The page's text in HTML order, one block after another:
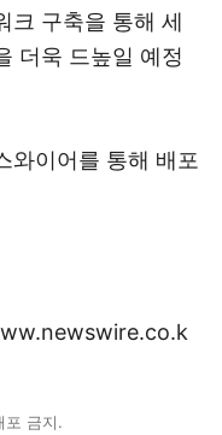
크 구축을 통해 세
더욱 드높일 예정
와이어를 통해 배포
금지.